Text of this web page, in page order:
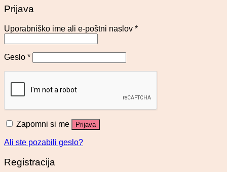
Prijava
Uporabniško ime ali e-poštni naslov *
Geslo *
Zapomni si me Prijava
Ali ste pozabili geslo?
Registracija